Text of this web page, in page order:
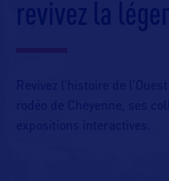
Revivez l’histoire de
rodéo de Cheyenne, ses
expositions interactives.